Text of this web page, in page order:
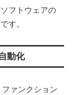
フトウェアの
す。
動化
ァンクション